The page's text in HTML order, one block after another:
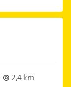
2,4 km